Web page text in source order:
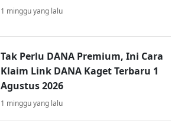
1 minggu yang lalu
Tak Perlu DANA Premium, Ini Cara
Klaim Link DANA Kaget Terbaru 1
Agustus 2026
1 minggu yang lalu